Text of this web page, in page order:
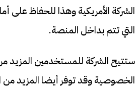
الشركة الأمريكية وهذا للحفاظ على
التي تتم بداخل المنصة.
ستتيح الشركة للمستخدمين المزيد
الخصوصية وقد توفر أيضا المزيد من